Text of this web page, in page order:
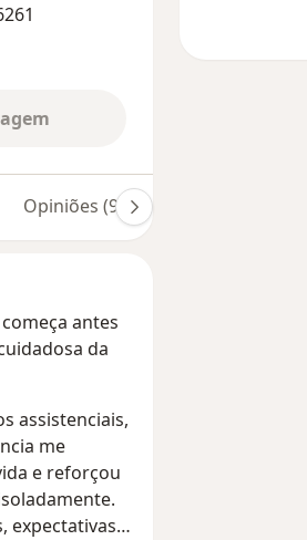
Opiniões (93)
antes
da
assistenciais,
me
e reforçou
expectativas e